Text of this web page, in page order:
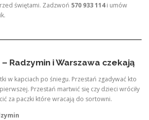
świętami. Zadzwoń 570 933 114i umów
Radzymin i Warszawa czekają
w kapciach po śniegu. Przestań zgadywać kto
Przestań martwić się czy dzieci wróciły
za paczki które wracają do sortowni.